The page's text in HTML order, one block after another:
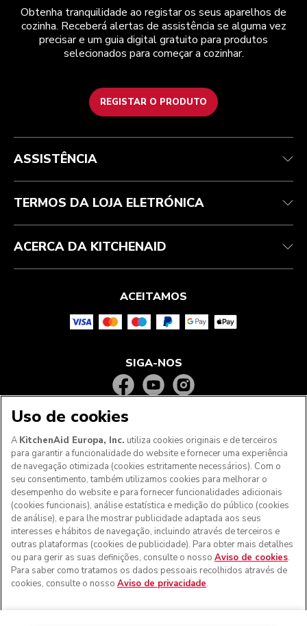
Obtenha tranquilidade ao registar os seus aparelhos de
cozinha. Receberá alertas de assistência se alguma vez
precisar e um guia digital gratuito para produtos
selecionados para começar a cozinhar.
REGISTAR O PRODUTO
Health Check
Atendimento ao cliente
Acompanhar a sua encomenda
Garantia e documentos
Perguntas frequentes
Termos e condições
Envio e entrega
Devoluções e reembolsos
Marca
ODR
A marca
A nossa história
ASSISTÊNCIA
TERMOS DA LOJA ELETRÓNICA
ACERCA DA KITCHENAID
ACEITAMOS
SIGA-NOS
Aos clientes nos Açores, Madeira e outros territórios
portugueses: Por favor, contacte a nossa equipa de Apoio
ao Cliente para efetuar a sua encomenda, de forma a
podermos fornecer os custos de envio exatos e aplicar a
taxa de IVA correta
Uso de cookies
A KitchenAid Europa, Inc. utiliza cookies originais e de terceiros
para garantir a funcionalidade do website e fornecer uma experiência
de navegação otimizada (cookies estritamente necessários). Com o
seu consentimento, também utilizamos cookies para melhorar o
desempenho do website e para fornecer funcionalidades adicionais
(cookies funcionais), análise estatística e medição do público (cookies
de análise), e para lhe mostrar publicidade adaptada aos seus
interesses e hábitos de navegação, incluindo através de terceiros e
outras plataformas (cookies de publicidade). Para obter mais detalhes
ou para gerir as suas definições, consulte o nosso Aviso de cookies.
Para saber como tratamos os dados pessoais recolhidos através de
cookies, consulte o nosso Aviso de privacidade.